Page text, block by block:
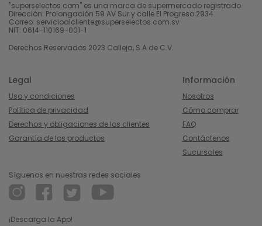
"superselectos.com" es una marca de supermercado registrado.
Dirección: Prolongación 59 AV Sur y calle El Progreso 2934.
Correo: servicioalcliente@superselectos.com.sv
NIT: 0614-110169-001-1
Derechos Reservados 2023 Calleja, S.A de C.V.
Legal
Uso y condiciones
Política de privacidad
Derechos y obligaciones de los clientes
Garantía de los productos
Información
Nosotros
Cómo comprar
FAQ
Contáctenos
Sucursales
Síguenos en nuestras redes sociales
¡Descarga la App!